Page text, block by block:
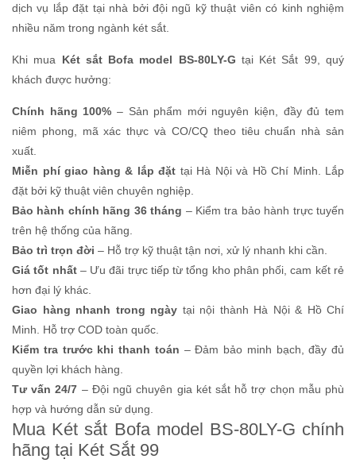
dịch vụ lắp đặt tại nhà bởi đội ngũ kỹ thuật viên có kinh nghiệm
nhiều năm trong ngành két sắt.
Khi mua Két sắt Bofa model BS-80LY-G tại Két Sắt 99, quý
khách được hưởng:
Chính hãng 100% – Sản phẩm mới nguyên kiện, đầy đủ tem
niêm phong, mã xác thực và CO/CQ theo tiêu chuẩn nhà sản
xuất.
Miễn phí giao hàng & lắp đặt tại Hà Nội và Hồ Chí Minh. Lắp
đặt bởi kỹ thuật viên chuyên nghiệp.
Bảo hành chính hãng 36 tháng – Kiểm tra bảo hành trực tuyến
trên hệ thống của hãng.
Bảo trì trọn đời – Hỗ trợ kỹ thuật tận nơi, xử lý nhanh khi cần.
Giá tốt nhất– Ưu đãi trực tiếp từ tổng kho phân phối, cam kết rẻ
hơn đại lý khác.
Giao hàng nhanh trong ngày tại nội thành Hà Nội & Hồ Chí
Minh. Hỗ trợ COD toàn quốc.
Kiểm tra trước khi thanh toán – Đảm bảo minh bạch, đầy đủ
quyền lợi khách hàng.
Tư vấn 24/7 – Đội ngũ chuyên gia két sắt hỗ trợ chọn mẫu phù
hợp và hướng dẫn sử dụng.
Mua Két sắt Bofa model BS-80LY-G chính
hãng tại Két Sắt 99